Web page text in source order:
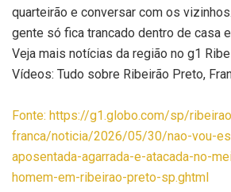
quarteirão e conversar com os
gente só fica trancado dentro de casa
Veja mais notícias da região no g1
Vídeos: Tudo sobre Ribeirão Preto,
Fonte: https://g1.globo.com/sp/
franca/noticia/2026/05/30/nao-vou-
aposentada-agarrada-e-atacada-no-
homem-em-ribeirao-preto-sp.ghtml